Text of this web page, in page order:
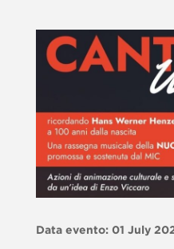
Data evento: 01 July